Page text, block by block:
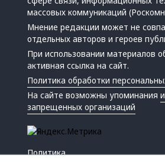
массовых коммуникаций
Мнение редакции может не
отдельных авторов и героев
При использовании материалов
активная ссылка на сайт.
Политика обработки
На сайте возможны упоминания
запрещенных организаций
Политика